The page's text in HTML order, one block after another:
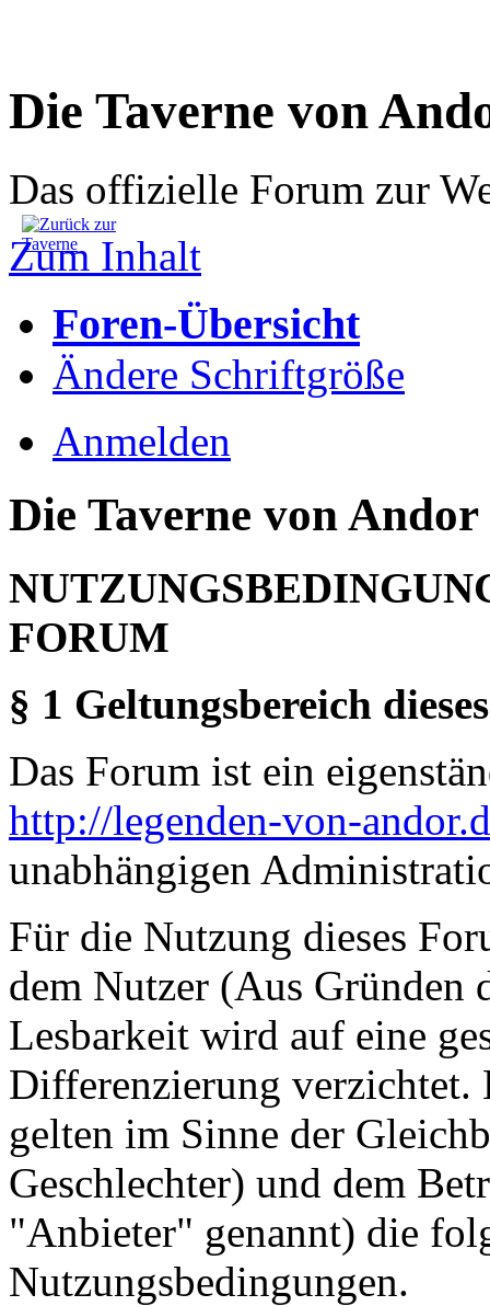
Die Taverne von
Das offizielle Forum zur
Zum Inhalt
Foren-Übersicht
Ändere Schriftgröße
Anmelden
Die Taverne von
FORUM
§ 1 Geltungsbereich
Das Forum ist ein
http://legenden-von-
unabhängigen
Für die Nutzung dieses
dem Nutzer (Aus Gründen
Lesbarkeit wird auf eine
Differenzierung verzichtet.
gelten im Sinne der
Geschlechter) und dem
"Anbieter" genannt) die
Nutzungsbedingungen.